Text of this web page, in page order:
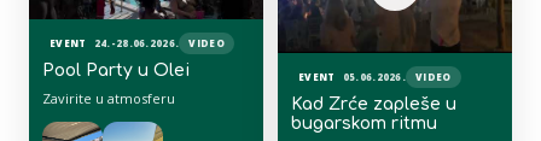
EVENT 24.-28.06.2026. VIDEO
Pool Party u Olei
Zavirite u atmosferu
EVENT 05.06.2026. VIDEO
Kad Zrće zapleše u
bugarskom ritmu